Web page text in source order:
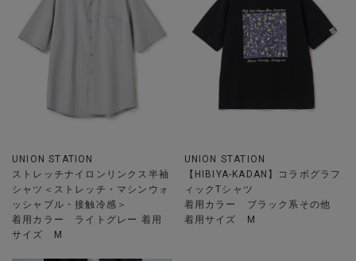
UNION STATION
ストレッチナイロンリンクス半袖
シャツ＜ストレッチ・マシンウォ
ッシャブル・接触冷感＞
着用カラー ライトグレー 着用
サイズ M
UNION STATION
【HIBIYA-KADAN】コラボグラフ
ィックTシャツ
着用カラー ブラック系その他
着用サイズ M